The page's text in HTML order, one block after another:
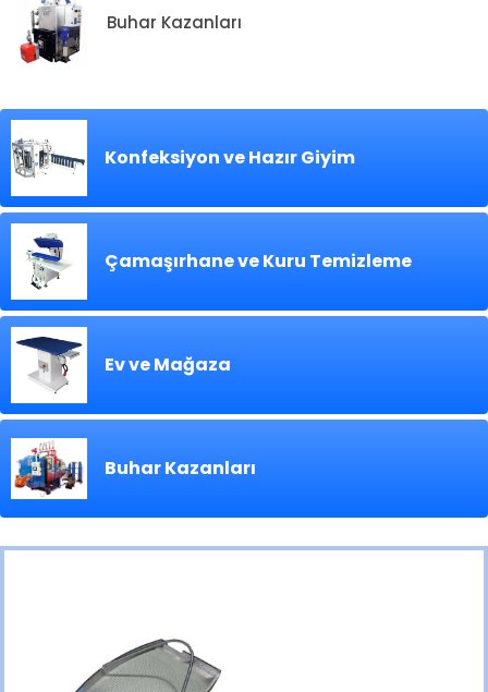
Buhar Kazanları
Konfeksiyon ve Hazır Giyim
Çamaşırhane ve Kuru Temizleme
Ev ve Mağaza
Buhar Kazanları